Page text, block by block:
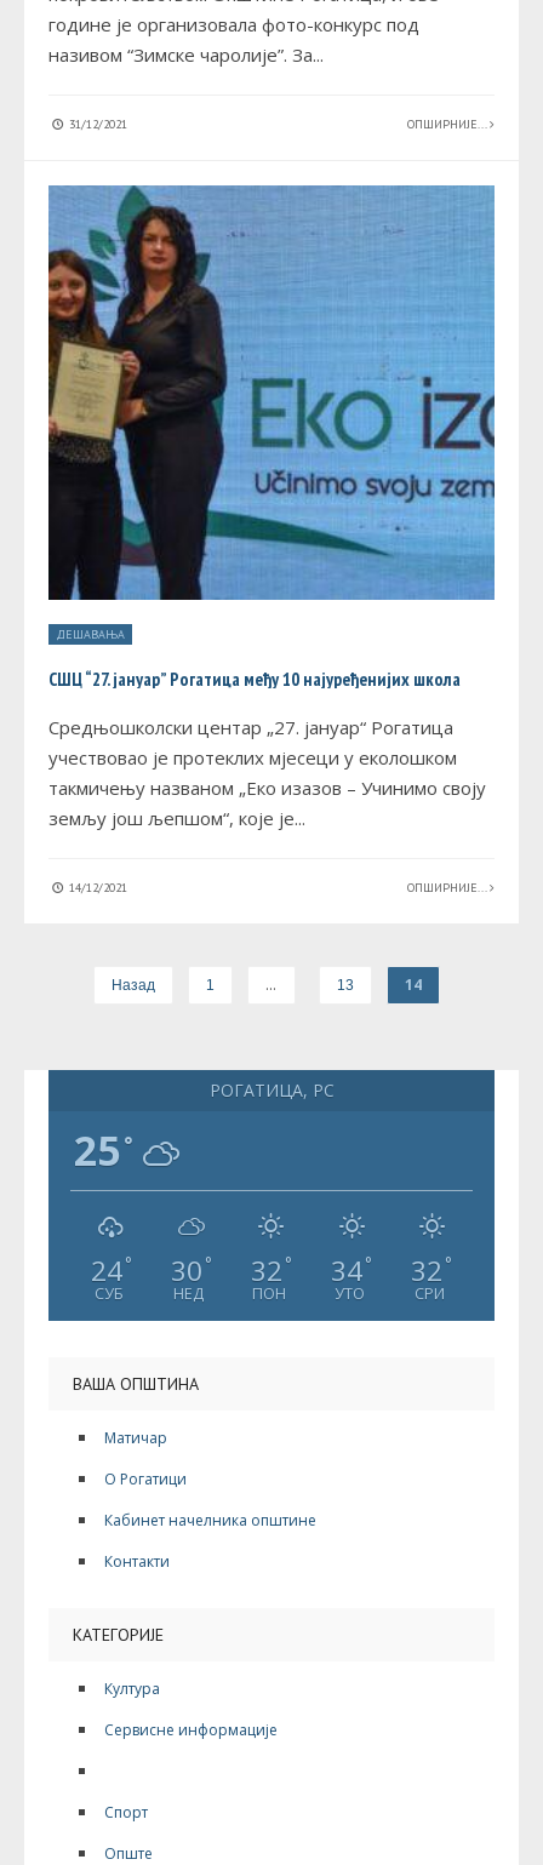
године је организовала фото-конкурс под
називом “Зимске чаролије”. За...
31/12/2021 ОПШИРНИЈЕ...
ДЕШАВАЊА
СШЦ “27. јануар” Рогатица међу 10 најуређенијих школа
Средњошколски центар „27. јануар“ Рогатица
учествовао је протеклих мјесеци у еколошком
такмичењу названом „Еко изазов – Учинимо своју
земљу још љепшом“, које је...
14/12/2021 ОПШИРНИЈЕ...
Назад 1 … 13 14
РОГАТИЦА, РС
25 °
24°
СУБ
30 °
НЕД
32 °
ПОН
34°
УТО
32 °
СРИ
ВАША ОПШТИНА
Матичар
О Рогатици
Кабинет начелника општине
Контакти
КАТЕГОРИЈЕ
Култура
Сервисне информације
Спорт
Опште